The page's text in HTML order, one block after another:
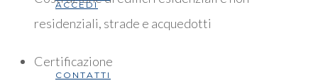
ACCEDI
CONTATTI
residenziali, strade e acquedotti
Certificazione